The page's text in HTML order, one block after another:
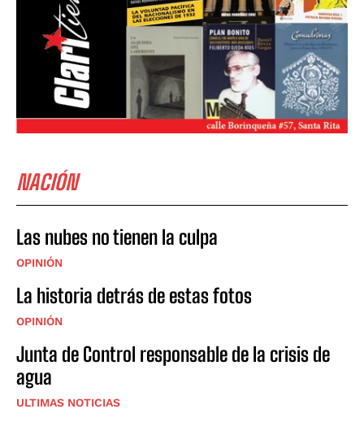
NACIÓN
Las nubes no tienen la culpa
OPINIÓN
La historia detrás de estas fotos
OPINIÓN
Junta de Control responsable de la crisis de
agua
ULTIMAS NOTICIAS